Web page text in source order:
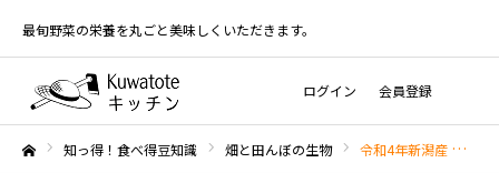
最旬野菜の栄養を丸ごと美味しくいただきます。
ログイン 会員登録
知っ得！食べ得豆知識 畑と田んぼの生物 令和4年新潟産 コシヒカリ新米できました